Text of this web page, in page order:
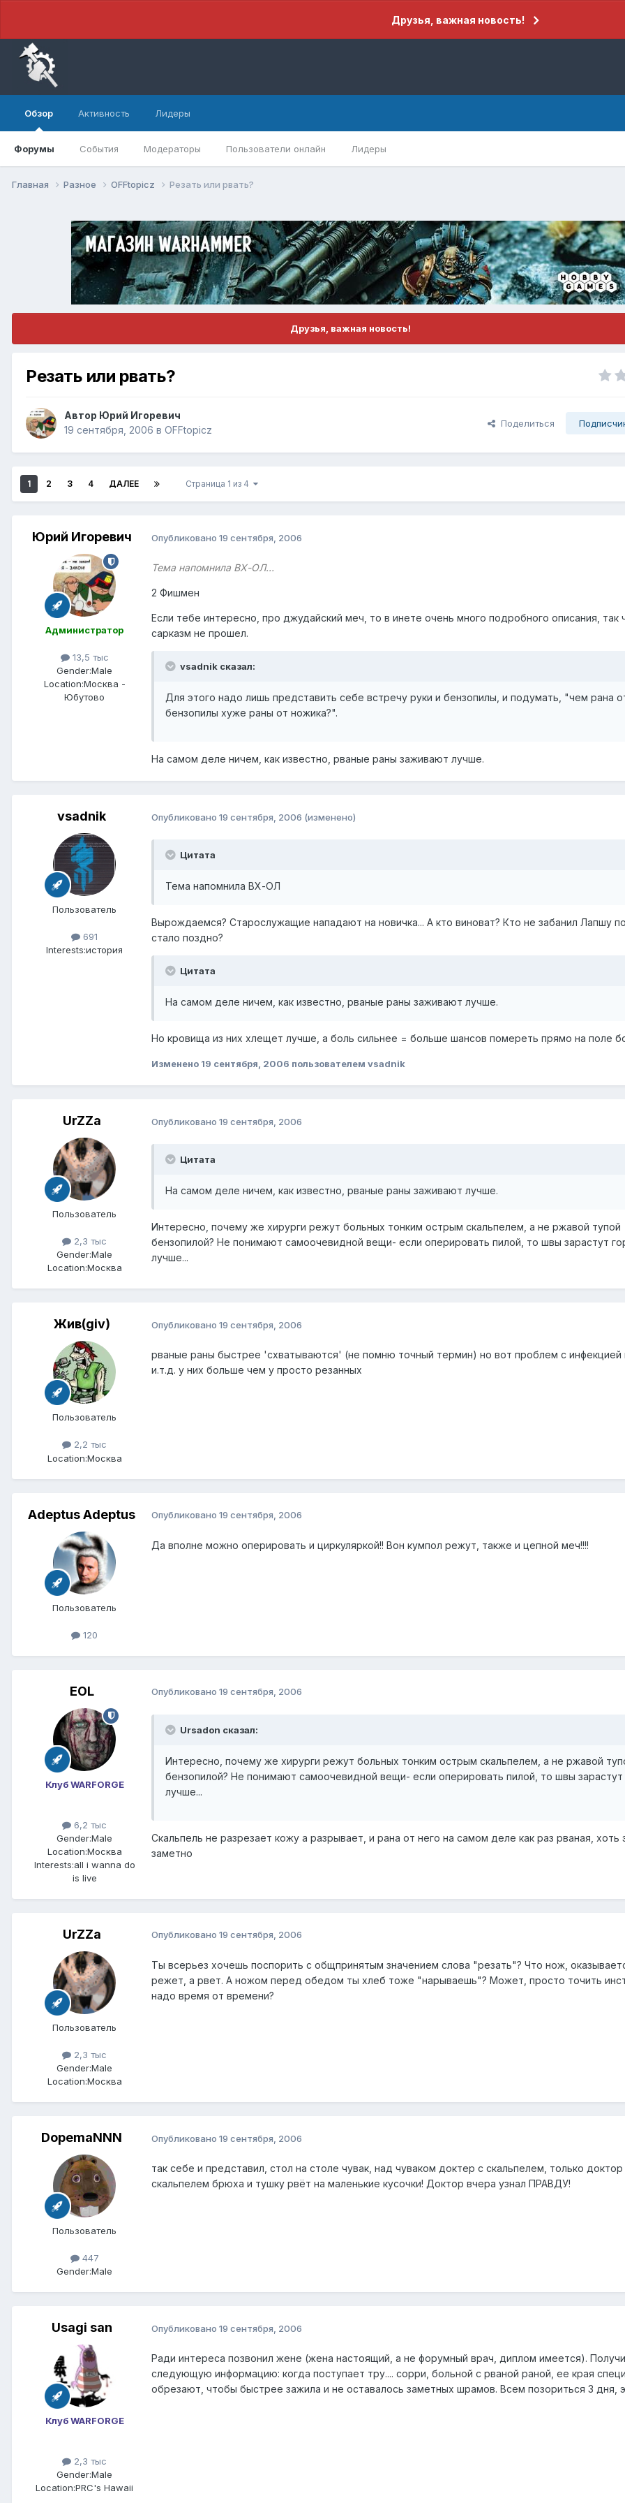
Друзья, важная новость!
Обзор
Форумы События Модераторы Пользователи онлайн Лидеры
Активность Лидеры
Главная Разное OFFtopicz Резать или рвать?
Друзья, важная новость!
Резать или рвать?
Автор Юрий Игоревич
19 сентября, 2006 в OFFtopicz
Поделиться
1 2 3 4 ДАЛЕЕ Страница 1 из 4
Юрий Игоревич
Администратор
13,5 тыс
Gender:Male
Location:Москва -
Юбутово
Опубликовано 19 сентября, 2006
Тема напомнила ВХ-ОЛ...
2 Фишмен
Если тебе интересно, про джудайский меч, то в инете очень много подробного описания, так
сарказм не прошел.
vsadnik сказал:
Для этого надо лишь представить себе встречу руки и бензопилы, и подумать, "чем рана
бензопилы хуже раны от ножика?".
На самом деле ничем, как известно, рваные раны заживают лучше.
vsadnik
Пользователь
691
Interests:история
Опубликовано 19 сентября, 2006 (изменено)
Цитата
Тема напомнила ВХ-ОЛ
Вырождаемся? Старослужащие нападают на новичка... А кто виноват? Кто не забанил Лапшу
стало поздно?
Цитата
На самом деле ничем, как известно, рваные раны заживают лучше.
Но кровища из них хлещет лучше, а боль сильнее = больше шансов помереть прямо на поле
Изменено 19 сентября, 2006 пользователем vsadnik
UrZZa
Пользователь
2,3 тыс
Gender:Male
Location:Москва
Опубликовано 19 сентября, 2006
Цитата
На самом деле ничем, как известно, рваные раны заживают лучше.
Интересно, почему же хирурги режут больных тонким острым скальпелем, а не ржавой тупой
бензопилой? Не понимают самоочевидной вещи- если оперировать пилой, то швы зарастут
лучше...
Жив(giv)
Пользователь
2,2 тыс
Location:Москва
Опубликовано 19 сентября, 2006
рваные раны быстрее 'схватываются' (не помню точный термин) но вот проблем с инфекцией
и.т.д. у них больше чем у просто резанных
Adeptus Adeptus
Пользователь
120
Опубликовано 19 сентября, 2006
Да вполне можно оперировать и циркуляркой!! Вон кумпол режут, также и цепной меч!!!!
EOL
Клуб WARFORGE
6,2 тыс
Gender:Male
Location:Москва
Interests:all i wanna do
is live
Опубликовано 19 сентября, 2006
Ursadon сказал:
Интересно, почему же хирурги режут больных тонким острым скальпелем, а не ржавой
бензопилой? Не понимают самоочевидной вещи- если оперировать пилой, то швы зарастут
лучше...
Скальпель не разрезает кожу а разрывает, и рана от него на самом деле как раз рваная, хоть
заметно
UrZZa
Пользователь
2,3 тыс
Gender:Male
Location:Москва
Опубликовано 19 сентября, 2006
Ты всерьез хочешь поспорить с общпринятым значением слова "резать"? Что нож,
режет, а рвет. А ножом перед обедом ты хлеб тоже "нарываешь"? Может, просто точить
надо время от времени?
DopemaNNN
Пользователь
447
Gender:Male
Опубликовано 19 сентября, 2006
так себе и представил, стол на столе чувак, над чуваком доктер с скальпелем, только доктор
скальпелем брюха и тушку рвёт на маленькие кусочки! Доктор вчера узнал ПРАВДУ!
Usagi san
Клуб WARFORGE
2,3 тыс
Gender:Male
Location:PRC's Hawaii
Опубликовано 19 сентября, 2006
Ради интереса позвонил жене (жена настоящий, а не форумный врач, диплом имеется).
следующую информацию: когда поступает тру.... сорри, больной с рваной раной, ее края
обрезают, чтобы быстрее зажила и не оставалось заметных шрамов. Всем позориться 3 дня,